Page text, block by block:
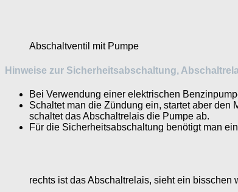
Abschaltventil mit Pumpe
Hinweise zur Sicherheitsabschaltung,
Bei Verwendung einer elektrischen
Schaltet man die Zündung ein, startet aber den
schaltet das Abschaltrelais die Pumpe ab.
Für die Sicherheitsabschaltung benötigt man
rechts ist das Abschaltrelais, sieht ein bisschen